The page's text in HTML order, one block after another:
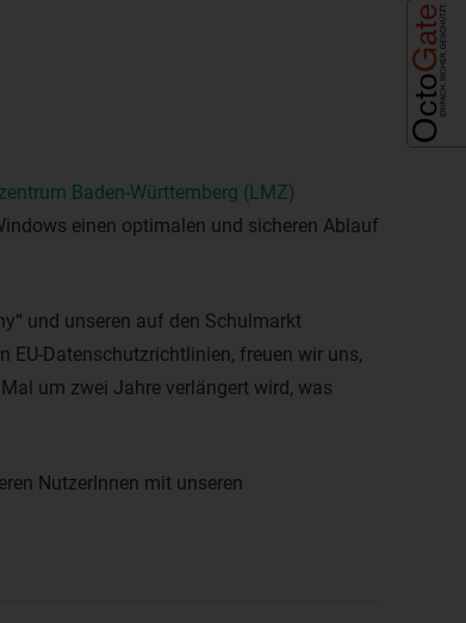
Baden-Württemberg (LMZ)
einen optimalen und sicheren Ablauf
und unseren auf den Schulmarkt
EU-Datenschutzrichtlinien, freuen wir uns,
um zwei Jahre verlängert wird, was
NutzerInnen mit unseren